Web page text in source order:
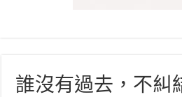
誰沒有過去，不糾